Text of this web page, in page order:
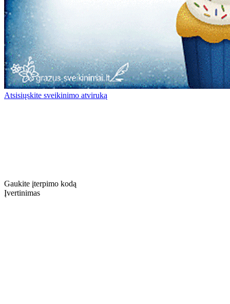
Atsisiųskite sveikinimo atviruką
Gaukite įterpimo kodą
Įvertinimas